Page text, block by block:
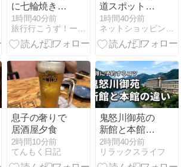
に七輪焼きや
るでー
1時間40分前
旅行行こうず！ー国内旅行まとめブログー
道スポット】
四万温泉発祥
の地で激熱の
足湯！？薬師
康祈願♩
1時間40分前
ネットショッピングDE美スタイル
息子の奢りで
居酒屋夕食
2時間10分前
てんもく日記
鬼怒川御苑の
新館と本館の
違いを一覧表
で比較！楽天
トラベルでお
2時間40分前
リラックスライフ